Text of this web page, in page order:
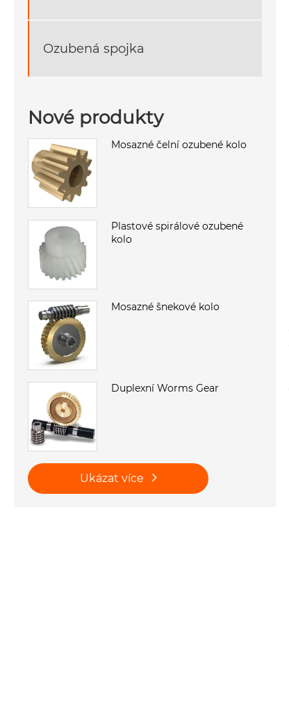
Ozubená spojka
Nové produkty
Mosazné čelní ozubené kolo
Plastové spirálové ozubené
kolo
Mosazné šnekové kolo
Duplexní Worms Gear
Ukázat více